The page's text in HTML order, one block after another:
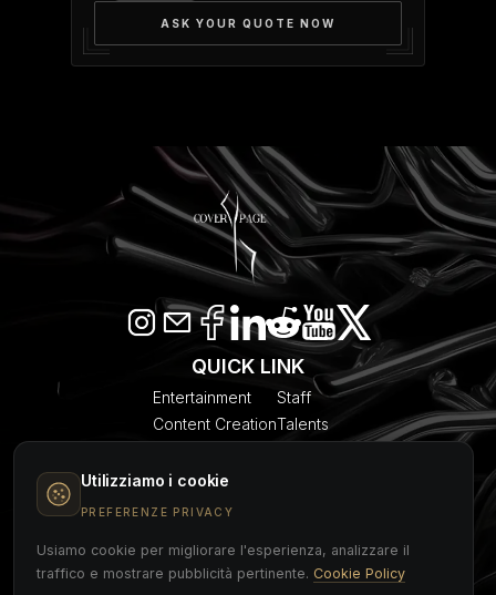
ASK YOUR QUOTE NOW
QUICK LINK
Entertainment
Content Creation
Models
Event Planner
Staff
Talents
COVER PAGE
Utilizziamo i cookie
PREFERENZE PRIVACY
Usiamo cookie per migliorare l'esperienza, analizzare il
traffico e mostrare pubblicità pertinente. Cookie Policy